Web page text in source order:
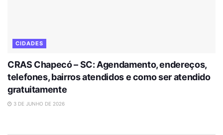
CIDADES
CRAS Chapecó – SC: Agendamento, endereços,
telefones, bairros atendidos e como ser atendido
gratuitamente
3 DE JUNHO DE 2026